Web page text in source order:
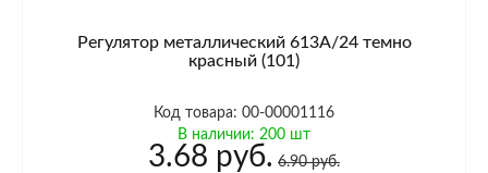
Регулятор металлический 613A/24 темно
красный (101)
Код товара: 00-00001116
В наличии: 200 шт
3.68 руб. 6.90 руб.